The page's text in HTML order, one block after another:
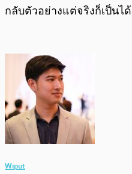
กลับตัวอย่างแต่จริงก็เป็นได้
Wiput